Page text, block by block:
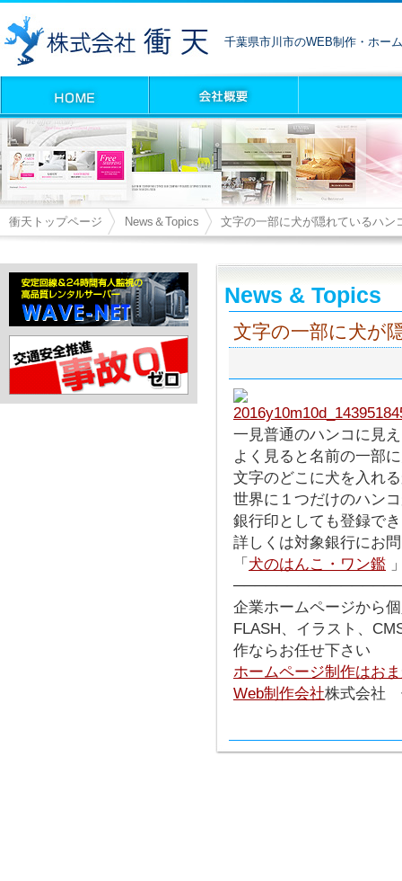
千葉県市川市のWEB制作・ホー
衝天トップページ News＆Topics 文字の一部に犬が隠れているハン
News & Topics
文字の一部に犬が
一見普通のハンコに見
よく見ると名前の一部
文字のどこに犬を入れ
世界に１つだけのハン
銀行印としても登録で
詳しくは対象銀行にお
「 犬のはんこ・ワン鑑
企業ホームページから
FLASH、イラスト、
作ならお任せ下さい
ホームページ制作はお
Web制作会社株式会社